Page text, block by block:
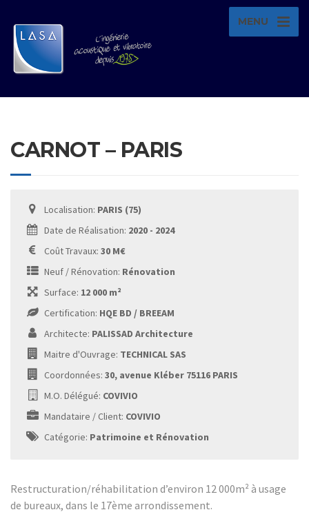
MENU
CARNOT – PARIS
Localisation: PARIS (75)
Date de Réalisation: 2020 - 2024
Coût Travaux: 30 M€
Neuf / Rénovation: Rénovation
Surface: 12 000 m²
Certification: HQE BD / BREEAM
Architecte: PALISSAD Architecture
Maitre d'Ouvrage: TECHNICAL SAS
Coordonnées: 30, avenue Kléber 75116 PARIS
M.O. Délégué: COVIVIO
Mandataire / Client: COVIVIO
Catégorie: Patrimoine et Rénovation
Restructuration/réhabilitation d’environ 12 000m² à usage
de bureaux, dans le 17ème arrondissement.